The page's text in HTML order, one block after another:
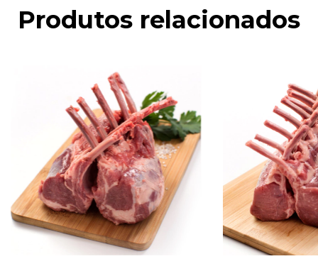
Produtos relacionados